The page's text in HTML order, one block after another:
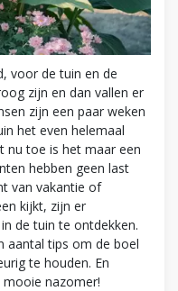
voor de tuin en de
zijn en dan vallen er
zijn een paar weken
het even helemaal
nu toe is het maar een
hebben geen last
van vakantie of
kijkt, zijn er
de tuin te ontdekken.
aantal tips om de boel
te houden. En
nazomer!